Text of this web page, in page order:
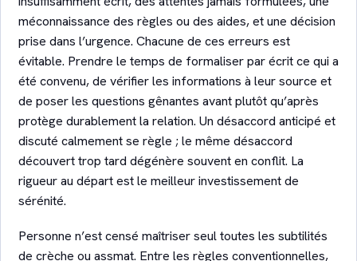
méconnaissance des règles ou des aides, et une décision
prise dans l’urgence. Chacune de ces erreurs est
évitable. Prendre le temps de formaliser par écrit ce qui a
été convenu, de vérifier les informations à leur source et
de poser les questions gênantes avant plutôt qu’après
protège durablement la relation. Un désaccord anticipé et
discuté calmement se règle ; le même désaccord
découvert trop tard dégénère souvent en conflit. La
rigueur au départ est le meilleur investissement de
sérénité.
Personne n’est censé maîtriser seul toutes les subtilités
de crèche ou assmat. Entre les règles conventionnelles,